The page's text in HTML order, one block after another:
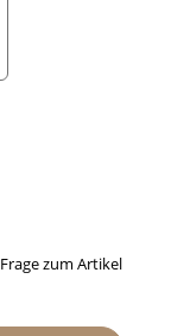
Frage zum Artikel